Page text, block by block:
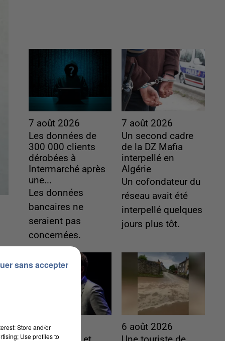
7 août 2026
Les données de
300 000 clients
dérobées à
Intermarché après
une...
Les données
bancaires ne
seraient pas
concernées.
7 août 2026
Un second cadre
de la DZ Mafia
interpellé en
Algérie
Un cofondateur du
réseau avait été
interpellé quelques
jours plus tôt.
6 août 2026
6 août 2026
Store and/or
Use profiles to
sans accepter